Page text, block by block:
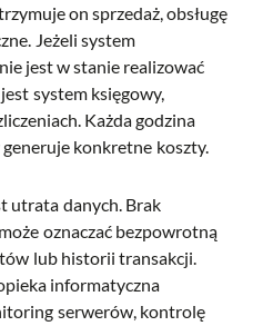
on sprzedaż, obsługę
Jeżeli system
jest w stanie realizować
system księgowy,
Każda godzina
konkretne koszty.
utrata danych. Brak
oznaczać bezpowrotną
lub historii transakcji.
informatyczna
serwerów, kontrolę